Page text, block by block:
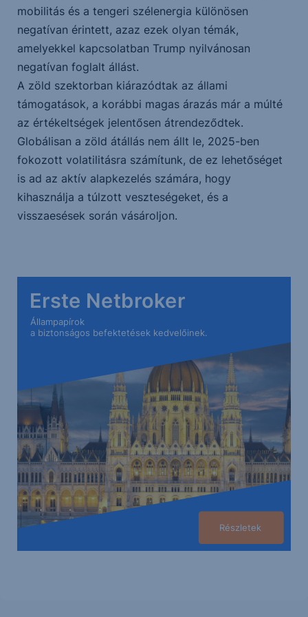
mobilitás és a tengeri szélenergia különösen
negatívan érintett, azaz ezek olyan témák,
amelyekkel kapcsolatban Trump nyilvánosan
negatívan foglalt állást.
A zöld szektorban kiárazódtak az állami
támogatások, a korábbi magas árazás már a múlté
az értékeltségek jelentősen átrendeződtek.
Globálisan a zöld átállás nem állt le, 2025-ben
fokozott volatilitásra számítunk, de ez lehetőséget
is ad az aktív alapkezelés számára, hogy
kihasználja a túlzott veszteségeket, és a
visszaesések során vásároljon.
Erste Netbroker
Állampapírok
a biztonságos befektetések kedvelőinek.
Részletek